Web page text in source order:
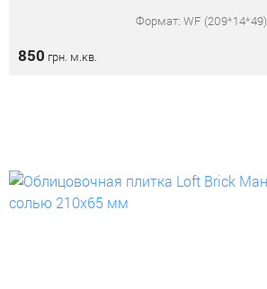
Формат: WF (209*14*49)
850 грн. м.кв.